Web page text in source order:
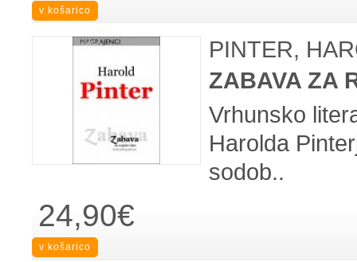
PINTER,
ZABAVA ZA
Vrhunsko
Harolda
sodob..
24,90€